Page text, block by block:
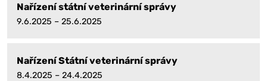
Nařízení státní veterinární správy
9.6.2025 – 25.6.2025
Nařízení Státní veterinární správy
8.4.2025 – 24.4.2025